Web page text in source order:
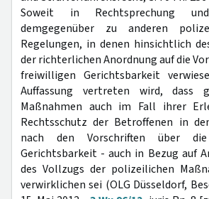
Soweit in Rechtsprechung
demgegenüber zu anderen
Regelungen, in denen hinsichtlich
der richterlichen Anordnung auf die
freiwilligen Gerichtsbarkeit
Auffassung vertreten wird, dass
Maßnahmen auch im Fall ihrer
Rechtsschutz der Betroffenen in
nach den Vorschriften über
Gerichtsbarkeit - auch in Bezug auf
des Vollzugs der polizeilichen
verwirklichen sei (OLG Düsseldorf,